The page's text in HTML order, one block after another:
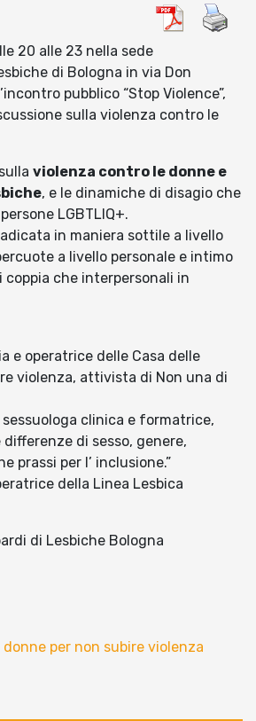
20 alle 23 nella sede
di Bologna in via Don
pubblico “Stop Violence”,
sulla violenza contro le
violenza contro le donne e
, e le dinamiche di disagio che
LGBTLIQ+.
in maniera sottile a livello
a livello personale e intimo
coppia che interpersonali in
e operatrice delle Casa delle
violenza, attivista di Non una di
sessuologa clinica e formatrice,
di sesso, genere,
prassi per l’ inclusione.”
della Linea Lesbica
di Lesbiche Bologna
per non subire violenza